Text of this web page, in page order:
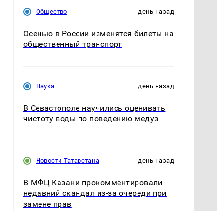
Общество день назад
Осенью в России изменятся билеты на
общественный транспорт
Наука день назад
В Севастополе научились оценивать
чистоту воды по поведению медуз
Новости Татарстана день назад
В МФЦ Казани прокомментировали
недавний скандал из-за очереди при
замене прав